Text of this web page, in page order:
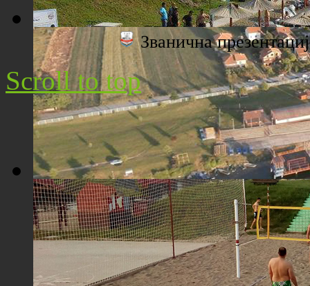
Плажа "Топољар" - Поглед са торња
Плажа "Топољар" - Поглед из ваздуха
Званична
Scroll to top